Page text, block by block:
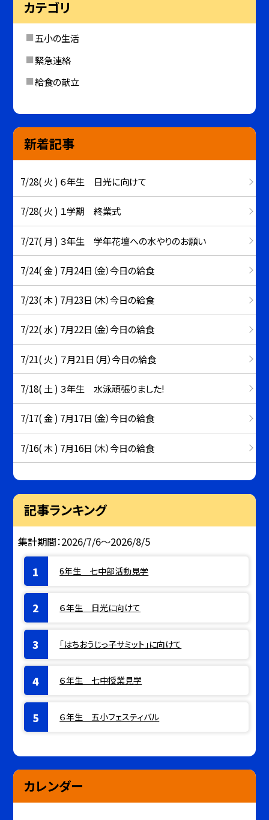
カテゴリ
五小の生活
緊急連絡
給食の献立
新着記事
7/28( 火 ) ６年生 日光に向けて
7/28( 火 ) １学期 終業式
7/27( 月 ) ３年生 学年花壇への水やりのお願い
7/24( 金 ) 7月24日（金）今日の給食
7/23( 木 ) 7月23日（木）今日の給食
7/22( 水 ) 7月22日（金）今日の給食
7/21( 火 ) ７月21日（月）今日の給食
7/18( 土 ) ３年生 水泳頑張りました!
7/17( 金 ) 7月17日（金）今日の給食
7/16( 木 ) 7月16日（木）今日の給食
記事ランキング
集計期間：2026/7/6～2026/8/5
6年生 七中部活動見学
６年生 日光に向けて
「はちおうじっ子サミット」に向けて
６年生 七中授業見学
６年生 五小フェスティバル
カレンダー